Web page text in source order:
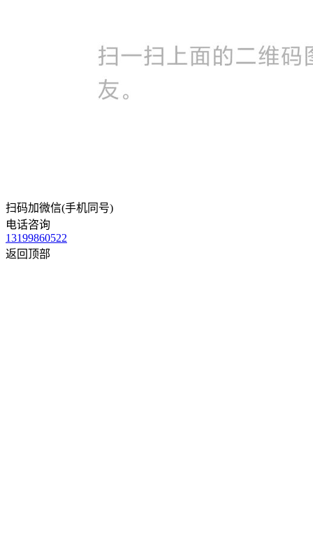
扫码加微信(手机同号)
电话咨询
13199860522
返回顶部